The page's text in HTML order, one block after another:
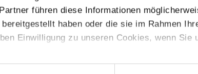
führen diese Informationen
haben oder die sie im Rahmen
Einwilligung zu unseren Cookies, wenn Sie
und vom Konzept derWirtschaftsschule Alpenland
sowie ausgewählten Workshops kommt bei den
für die gelungene Veranstaltung zu
bei ihrer beruflichen Zukunft!